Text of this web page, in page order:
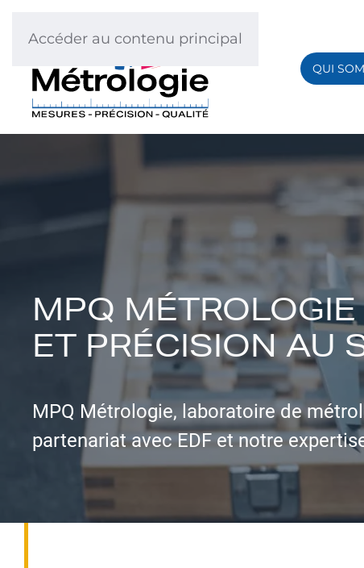
Accéder au contenu principal
QUI
MPQ
ET PRÉCISION AU
MPQ Métrologie, laboratoire de
partenariat avec EDF et notre